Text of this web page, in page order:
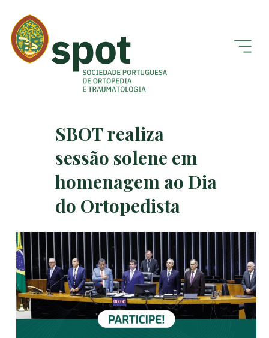
SBOT realiza
sessão solene em
homenagem ao Dia
do Ortopedista